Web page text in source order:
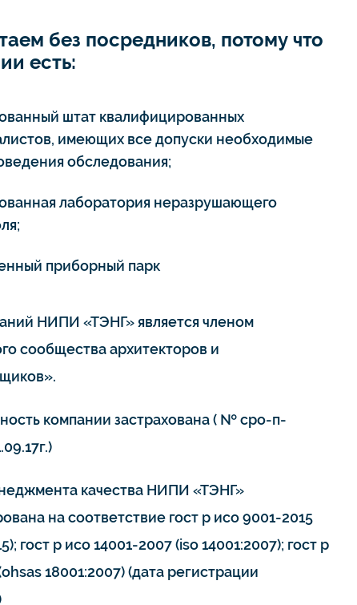
без посредников, потому что
есть:
штат квалифицированных
имеющих все допуски необходимые
обследования;
лаборатория неразрушающего
приборный парк
НИПИ «ТЭНГ» является членом
сообщества архитекторов и
компании застрахована ( № сро-п-
качества НИПИ «ТЭНГ»
на соответствие гост р исо 9001-2015
гост р исо 14001-2007 (iso 14001:2007); гост р
18001:2007) (дата регистрации